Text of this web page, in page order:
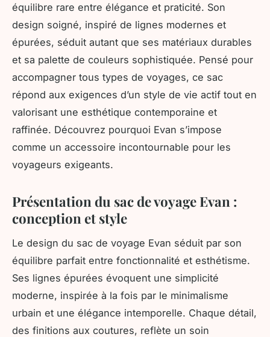
équilibre rare entre élégance et praticité. Son
design soigné, inspiré de lignes modernes et
épurées, séduit autant que ses matériaux durables
et sa palette de couleurs sophistiquée. Pensé pour
accompagner tous types de voyages, ce sac
répond aux exigences d’un style de vie actif tout en
valorisant une esthétique contemporaine et
raffinée. Découvrez pourquoi Evan s’impose
comme un accessoire incontournable pour les
voyageurs exigeants.
Présentation du sac de voyage Evan :
conception et style
Le design du sac de voyage Evan séduit par son
équilibre parfait entre fonctionnalité et esthétisme.
Ses lignes épurées évoquent une simplicité
moderne, inspirée à la fois par le minimalisme
urbain et une élégance intemporelle. Chaque détail,
des finitions aux coutures, reflète un soin